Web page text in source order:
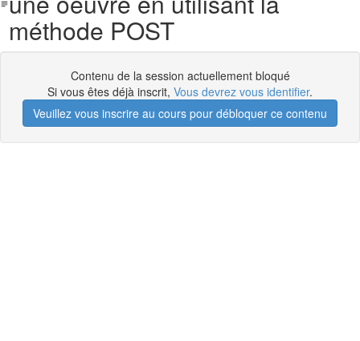
méthode POST
Contenu de la session actuellement bloqué
Si vous êtes déjà inscrit, Vous devrez vous identifier.
Veuillez vous inscrire au cours pour débloquer ce contenu